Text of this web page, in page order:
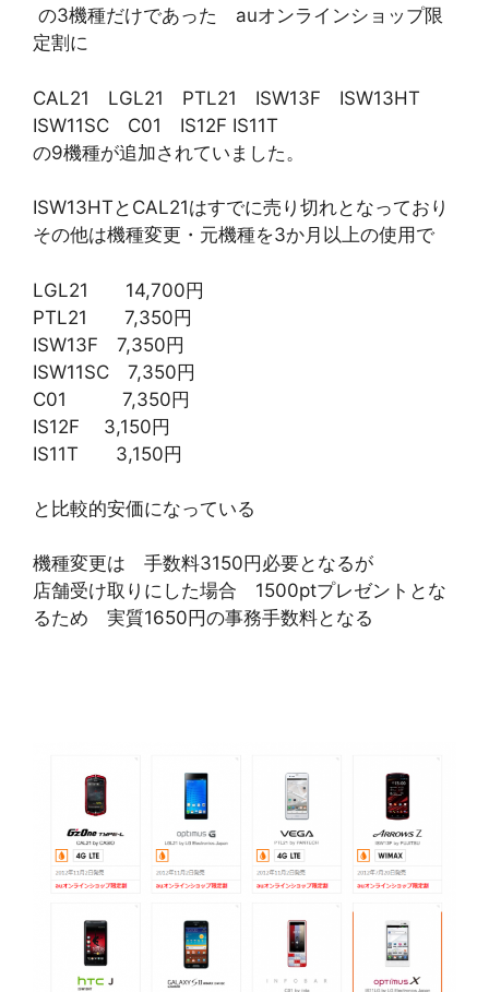
の3機種だけであった auオンラインショップ限
定割に
CAL21 LGL21 PTL21 ISW13F ISW13HT
ISW11SC C01 IS12F IS11T
の9機種が追加されていました。
ISW13HTとCAL21はすでに売り切れとなっており
その他は機種変更・元機種を3か月以上の使用で
LGL21 14,700円
PTL21 7,350円
ISW13F 7,350円
ISW11SC 7,350円
C01 7,350円
IS12F 3,150円
IS11T 3,150円
と比較的安価になっている
機種変更は 手数料3150円必要となるが
店舗受け取りにした場合 1500ptプレゼントとな
るため 実質1650円の事務手数料となる